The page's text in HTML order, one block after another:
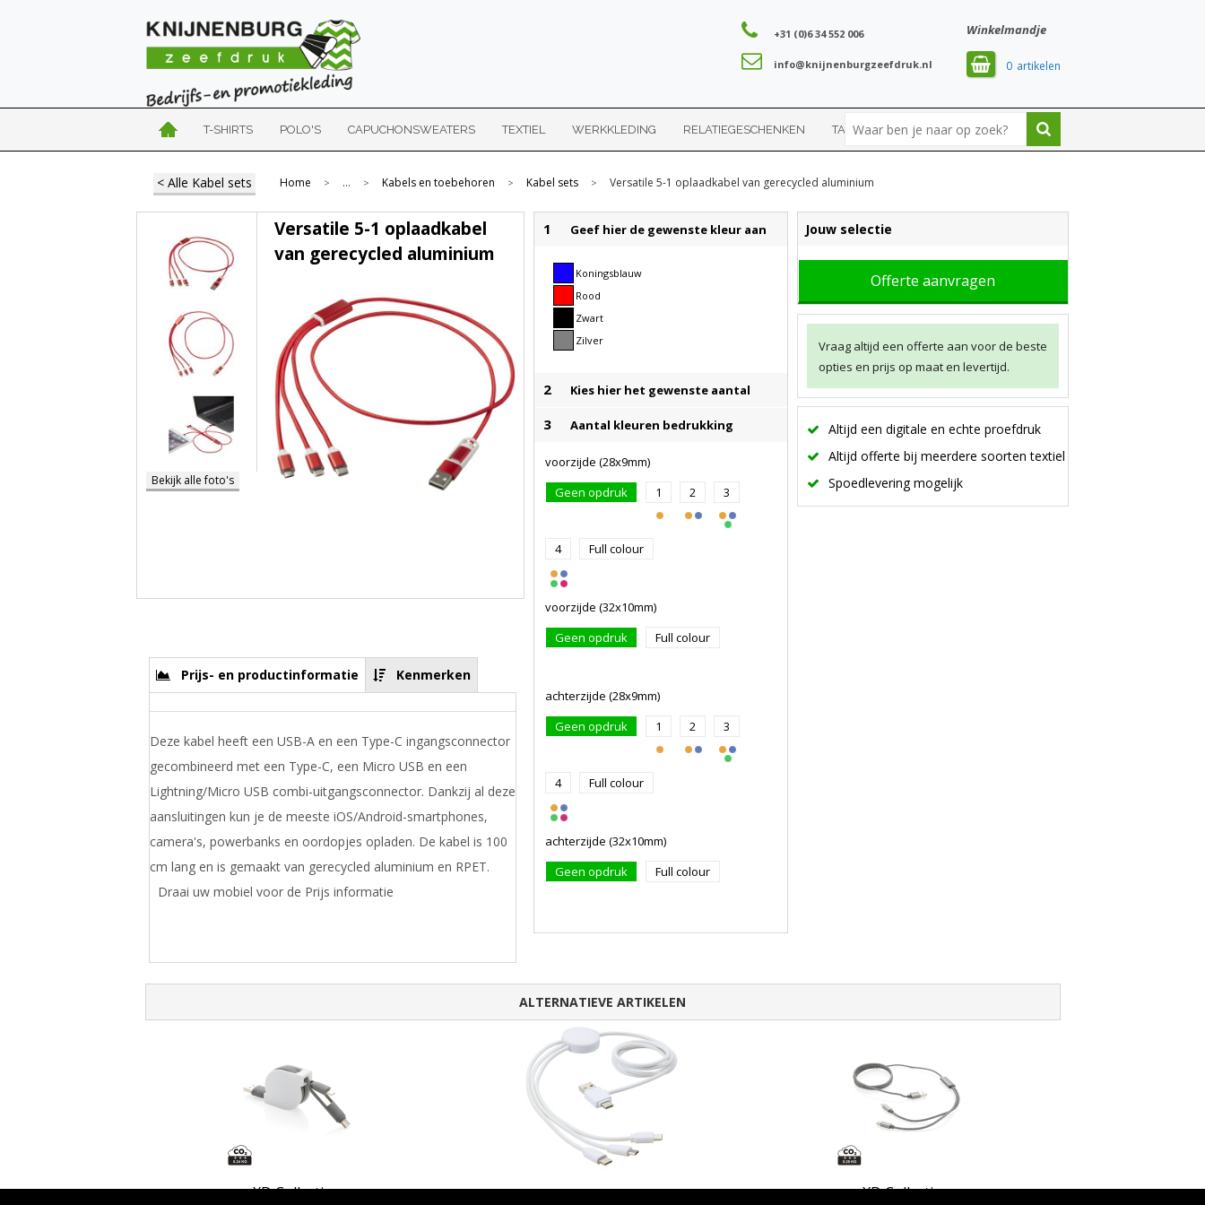
Winkelmandje
0
+31 (0)6 34 552 006
info@knijnenburgzeefdruk.nl
T-SHIRTS POLO'S CAPUCHONSWEATERS TEXTIEL WERKKLEDING RELATIEGESCHENKEN TASSEN SPORT
< Alle Kabel sets Home > ... > Kabels en toebehoren > Kabel sets > Versatile 5-1 oplaadkabel van gerecycled aluminium
1 Geef hier de gewenste kleur aan
Koningsblauw
Rood
Zwart
Zilver
2 Kies hier het gewenste aantal
3 Aantal kleuren bedrukking
voorzijde (28x9mm)
Geen opdruk
1 2 3
4 Full colour
voorzijde (32x10mm)
Geen opdruk
Full colour
achterzijde (28x9mm)
Geen opdruk
1 2 3
4 Full colour
achterzijde (32x10mm)
Geen opdruk
Full colour
Jouw selectie
Offerte aanvragen
Vraag altijd een offerte aan voor de beste
opties en prijs op maat en levertijd.
Altijd een digitale en echte proefdruk
Altijd offerte bij meerdere soorten textiel
Spoedlevering mogelijk
Bekijk alle foto's
Versatile 5-1 oplaadkabel
van gerecycled aluminium
Prijs- en productinformatie Kenmerken
Deze kabel heeft een USB-A en een Type-C ingangsconnector
gecombineerd met een Type-C, een Micro USB en een
Lightning/Micro USB combi-uitgangsconnector. Dankzij al deze
aansluitingen kun je de meeste iOS/Android-smartphones,
camera's, powerbanks en oordopjes opladen. De kabel is 100
cm lang en is gemaakt van gerecycled aluminium en RPET.
Draai uw mobiel voor de Prijs informatie
ALTERNATIEVE ARTIKELEN
XD Collection XD Collection